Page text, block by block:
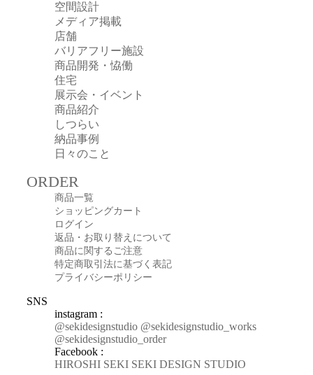
空間設計
メディア掲載
店舗
バリアフリー施設
商品開発・恊働
住宅
展示会・イベント
商品紹介
しつらい
納品事例
日々のこと
ORDER
商品一覧
ショッピングカート
ログイン
返品・お取り替えについて
商品に関するご注意
特定商取引法に基づく表記
プライバシーポリシー
SNS
instagram :
@sekidesignstudio @sekidesignstudio_works
@sekidesignstudio_order
Facebook :
HIROSHI SEKI SEKI DESIGN STUDIO